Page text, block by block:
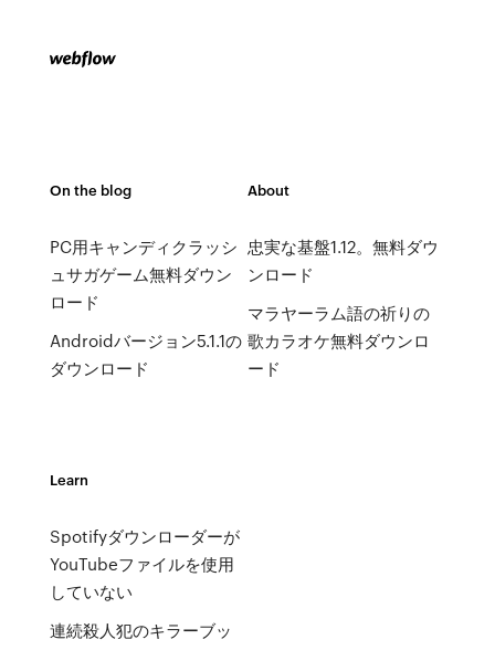
On the blog
PC用キャンディクラッシ
ュサガゲーム無料ダウン
ロード
Androidバージョン5.1.1の
ダウンロード
About
忠実な基盤1.12。無料ダウ
ンロード
マラヤーラム語の祈りの
歌カラオケ無料ダウンロ
ード
Learn
Spotifyダウンローダーが
YouTubeファイルを使用
していない
連続殺人犯のキラーブッ